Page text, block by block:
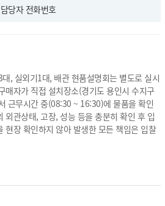
담당자 전화번호
, 실외기1대, 배관 현품설명회는 별도로 실시
매자가 직접 설치장소(경기도 용인시 수지구
근무시간 중(08:30 ~ 16:30)에 물품을 확인
외관상태, 고장, 성능 등을 충분히 확인 후 입
현장 확인하지 않아 발생한 모든 책임은 입찰